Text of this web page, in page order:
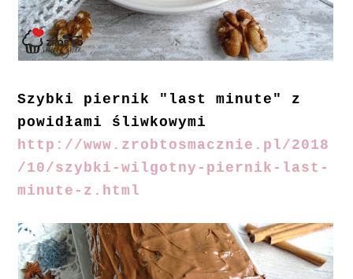
Szybki piernik "last minute" z
powidłami śliwkowymi
http://www.zrobtosmacznie.pl/2018
/10/szybki-wilgotny-piernik-last-
minute-z.html